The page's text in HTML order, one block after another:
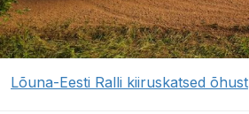
Lõuna-Eesti Ralli kiiruskatsed õhust